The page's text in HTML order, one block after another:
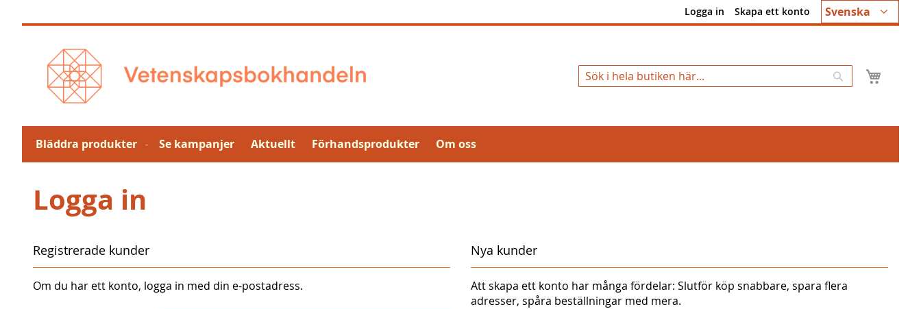
till
Språk
Svenska
Logga in Skapa ett konto
Sök
Bläddra produkter Se kampanjer Aktuellt Förhandsprodukter Om oss
Logga in
Registrerade kunder
Om du har ett konto, logga in med din e-postadress.
Nya kunder
Att skapa ett konto har många fördelar: Slutför köp snabbare, spara flera
adresser, spåra beställningar med mera.